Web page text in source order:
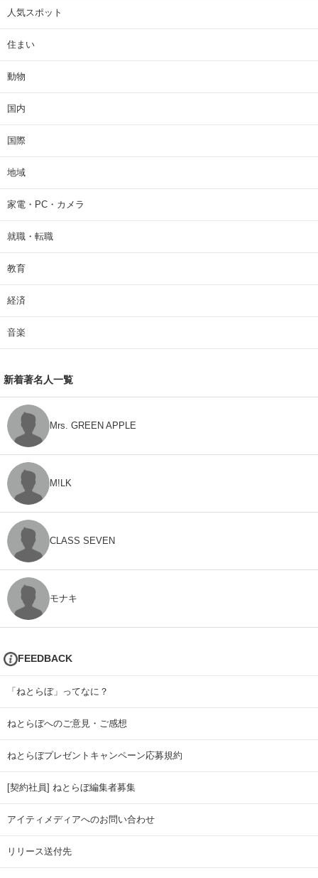
人気スポット
住まい
動物
国内
国際
地域
家電・PC・カメラ
就職・転職
教育
経済
音楽
新着著名人一覧
Mrs. GREEN APPLE
M!LK
CLASS SEVEN
モナキ
FEEDBACK
「ねとらぼ」ってなに？
ねとらぼへのご意見・ご感想
ねとらぼプレゼントキャンペーン応募規約
[契約社員] ねとらぼ編集者募集
アイティメディアへのお問い合わせ
リリース送付先